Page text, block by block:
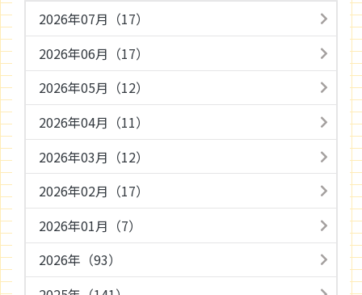
2026年07月（17）
2026年06月（17）
2026年05月（12）
2026年04月（11）
2026年03月（12）
2026年02月（17）
2026年01月（7）
2026年（93）